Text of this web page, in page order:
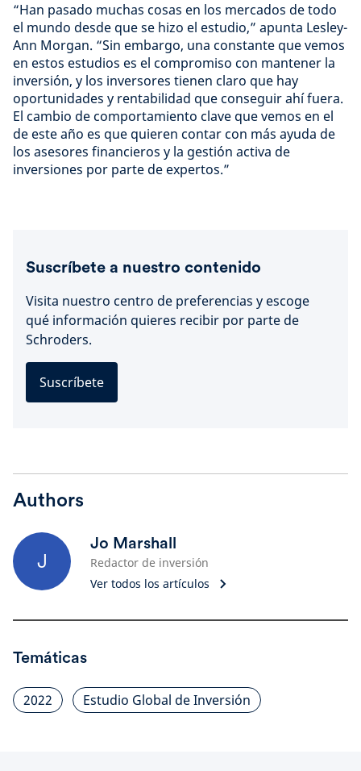
“Han pasado muchas cosas en los mercados de todo
el mundo desde que se hizo el estudio,” apunta Lesley-
Ann Morgan. “Sin embargo, una constante que vemos
en estos estudios es el compromiso con mantener la
inversión, y los inversores tienen claro que hay
oportunidades y rentabilidad que conseguir ahí fuera.
El cambio de comportamiento clave que vemos en el
de este año es que quieren contar con más ayuda de
los asesores financieros y la gestión activa de
inversiones por parte de expertos.”
Suscríbete a nuestro contenido
Visita nuestro centro de preferencias y escoge
qué información quieres recibir por parte de
Schroders.
Suscríbete
Authors
J
Jo Marshall
Redactor de inversión
Ver todos los artículos
Temáticas
2022 Estudio Global de Inversión